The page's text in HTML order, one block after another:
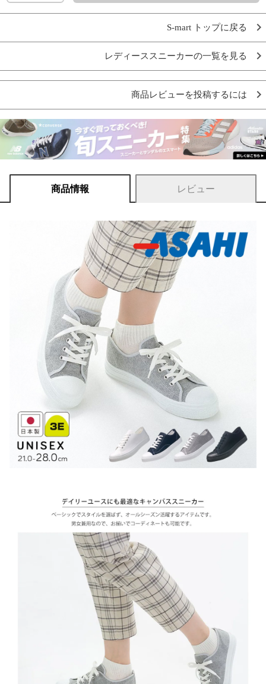
S-mart トップに戻る
レディーススニーカーの一覧を見る
商品レビューを投稿するには
商品情報 レビュー